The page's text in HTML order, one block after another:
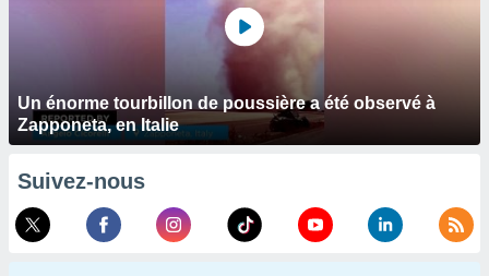
Un énorme tourbillon de poussière a été observé à
Zapponeta, en Italie
Suivez-nous